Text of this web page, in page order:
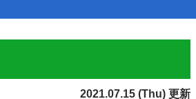
2021.07.15 (Thu) 更新